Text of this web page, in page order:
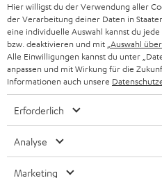
KOPFHÖRER
BLUETOOTH-KOPFHÖRER
STEREOANLAGEN
BLOG
NEWSLETTER
STORES
DEINE VORTEILE BEI TEUFEL
TEUFEL STORY
UNSER MANAGEMENT
NIEDERLANDE
BELGIEN
FRANKREICH
SPANIEN
Hier willigst du der Verwendung aller
der Verarbeitung deiner Daten in
eine individuelle Auswahl kannst du
bzw. deaktivieren und mit „Auswahl
Alle Einwilligungen kannst du unter
anpassen und mit Wirkung für die
Informationen auch unsere
Erforderlich
Analyse
Marketing